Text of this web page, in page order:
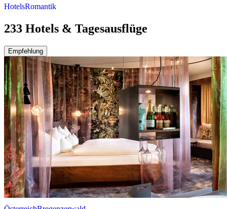
HotelsRomantik
233 Hotels & Tagesausflüge
Empfehlung